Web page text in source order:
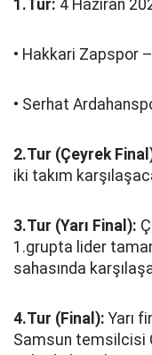
1.Tur: 4 Haziran
• Hakkari Zapspor
• Serhat
2.Tur (Çeyrek
iki takım
3.Tur (Yarı Final):
1.grupta lider
sahasında
4.Tur (Final): Yarı
Samsun temsilcisi